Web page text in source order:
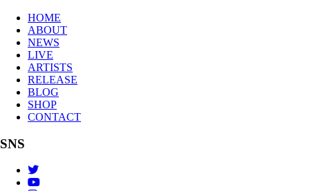
HOME
ABOUT
NEWS
LIVE
ARTISTS
RELEASE
BLOG
SHOP
CONTACT
SNS